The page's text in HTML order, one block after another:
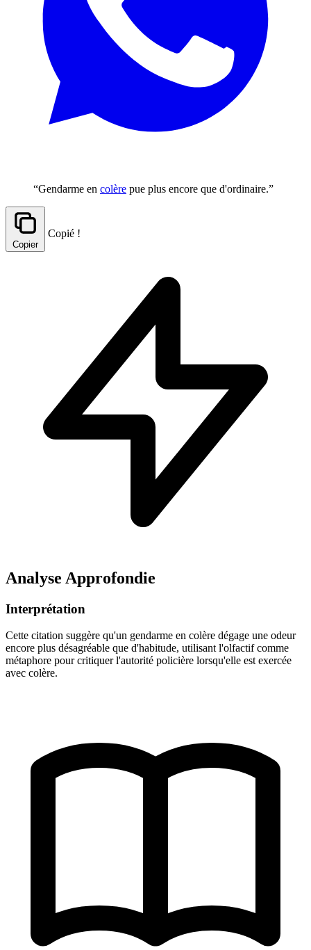
“Gendarme en colère pue plus encore que d'ordinaire.”
Copier
Copié !
Analyse Approfondie
Interprétation
Cette citation suggère qu'un gendarme en colère dégage une odeur
encore plus désagréable que d'habitude, utilisant l'olfactif comme
métaphore pour critiquer l'autorité policière lorsqu'elle est exercée
avec colère.